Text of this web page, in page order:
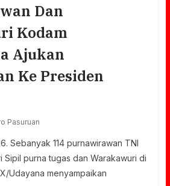
Dan
Kodam
Ajukan
Ke Presiden
Pasuruan
Sebanyak 114 purnawirawan TNI
Sipil purna tugas dan Warakawuri di
Udayana menyampaikan